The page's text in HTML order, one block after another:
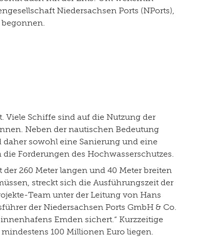
Niedersachsen Ports (NPorts),
Viele Schiffe sind auf die Nutzung der
Neben der nautischen Bedeutung
daher sowohl eine Sanierung und eine
Forderungen des Hochwasserschutzes.
260 Meter langen und 40 Meter breiten
streckt sich die Ausführungszeit der
Team unter der Leitung von Hans
der Niedersachsen Ports GmbH & Co.
Emden sichert.“ Kurzzeitige
100 Millionen Euro liegen.